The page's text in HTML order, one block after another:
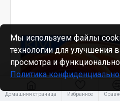
Домашняя страница Избранное
Мы используем файлы
технологии для улучшения
просмотра и
Политика